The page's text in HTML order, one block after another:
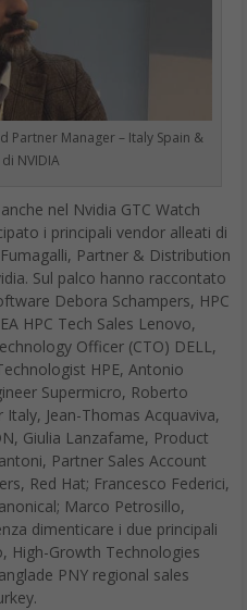
Partner Manager – Italy Spain &
NVIDIA
nel Nvidia GTC Watch
i principali vendor alleati di
Partner & Distribution
Sul palco hanno raccontato
Debora Schampers, HPC
HPC Tech Sales Lenovo,
Officer (CTO) DELL,
HPE, Antonio
Supermicro, Roberto
Jean-Thomas Acquaviva,
Giulia Lanzafame, Product
Partner Sales Account
Red Hat; Francesco Federici,
Marco Petrosillo,
dimenticare i due principali
High-Growth Technologies
PNY regional sales